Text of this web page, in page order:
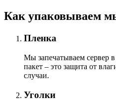
Как упаковываем
Пленка
Мы запечатываем сервер
пакет – это защита от
случаи.
Уголки